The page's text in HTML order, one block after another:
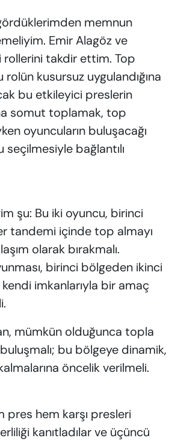
memnun
Emir Alagöz ve
rollerini takdir ettim. Top
kusursuz uygulandığına
bu etkileyici preslerin
somut toplamak, top
oyuncuların buluşacağı
bağlantılı
şu: Bu iki oyuncu, birinci
tandemi içinde top almayı
olarak bırakmalı.
birinci bölgeden ikinci
imkanlarıyla bir amaç
mümkün olduğunca topla
bu bölgeye dinamik,
öncelik verilmeli.
pres hem karşı presleri
kanıtladılar ve üçüncü